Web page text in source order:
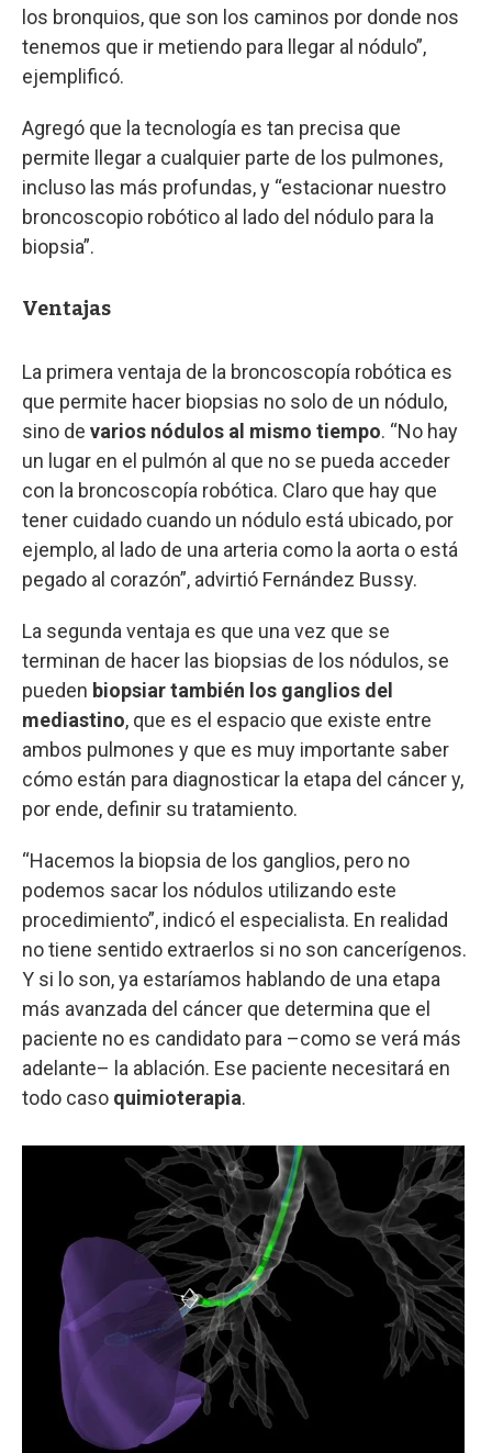
los bronquios, que son los caminos por donde nos
tenemos que ir metiendo para llegar al nódulo”,
ejemplificó.
Agregó que la tecnología es tan precisa que
permite llegar a cualquier parte de los pulmones,
incluso las más profundas, y “estacionar nuestro
broncoscopio robótico al lado del nódulo para la
biopsia”.
Ventajas
La primera ventaja de la broncoscopía robótica es
que permite hacer biopsias no solo de un nódulo,
sino de varios nódulos al mismo tiempo. “No hay
un lugar en el pulmón al que no se pueda acceder
con la broncoscopía robótica. Claro que hay que
tener cuidado cuando un nódulo está ubicado, por
ejemplo, al lado de una arteria como la aorta o está
pegado al corazón”, advirtió Fernández Bussy.
La segunda ventaja es que una vez que se
terminan de hacer las biopsias de los nódulos, se
pueden biopsiar también los ganglios del
mediastino, que es el espacio que existe entre
ambos pulmones y que es muy importante saber
cómo están para diagnosticar la etapa del cáncer y,
por ende, definir su tratamiento.
“Hacemos la biopsia de los ganglios, pero no
podemos sacar los nódulos utilizando este
procedimiento”, indicó el especialista. En realidad
no tiene sentido extraerlos si no son cancerígenos.
Y si lo son, ya estaríamos hablando de una etapa
más avanzada del cáncer que determina que el
paciente no es candidato para –como se verá más
adelante– la ablación. Ese paciente necesitará en
todo caso quimioterapia.